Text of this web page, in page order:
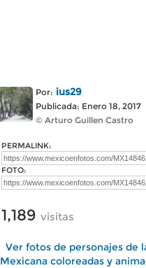
Por: ius29
Publicada: Enero 18, 2017
© Arturo Guillen Castro
PERMALINK:
FOTO:
1,189 visitas
Ver fotos de personajes de
Mexicana coloreadas y